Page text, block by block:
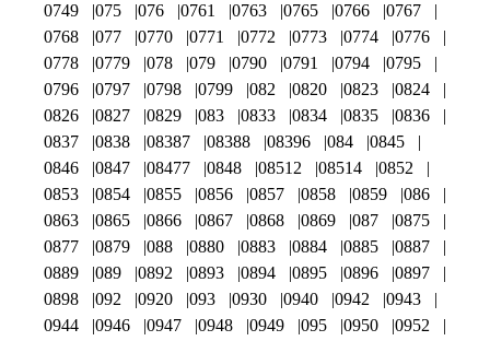
0749
075 076 0761 0763 0765 0766
0767
0768
077 0770 0771 0772 0773 0774
0776
0778
0779 078 079 0790 0791 0794
0795
0796
0797 0798 0799 082 0820 0823
0824
0826
0827 0829 083 0833 0834 0835
0836
0837
0838 08387 08388 08396 084
0845
0846
0847 08477 0848 08512 08514
0852
0853
0854 0855 0856 0857 0858 0859
086
0863
0865 0866 0867 0868 0869 087
0875
0877
0879 088 0880 0883 0884 0885
0887
0889
089 0892 0893 0894 0895 0896
0897
0898
092 0920 093 0930 0940 0942
0943
0944
0946 0947 0948 0949 095 0950
0952